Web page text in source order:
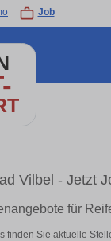
Job
Vilbel - Jetzt
für
Sie aktuelle